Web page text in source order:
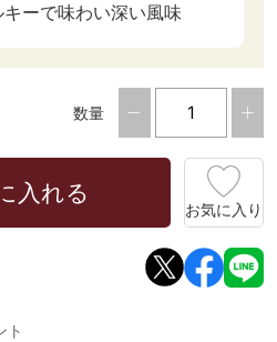
ーで味わい深い風味
数量
入れる
お気に入り
ト